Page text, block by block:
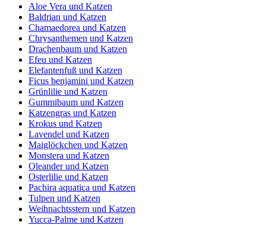
Aloe Vera und Katzen
Baldrian und Katzen
Chamaedorea und Katzen
Chrysanthemen und Katzen
Drachenbaum und Katzen
Efeu und Katzen
Elefantenfuß und Katzen
Ficus benjamini und Katzen
Grünlilie und Katzen
Gummibaum und Katzen
Katzengras und Katzen
Krokus und Katzen
Lavendel und Katzen
Maiglöckchen und Katzen
Monstera und Katzen
Oleander und Katzen
Osterlilie und Katzen
Pachira aquatica und Katzen
Tulpen und Katzen
Weihnachtsstern und Katzen
Yucca-Palme und Katzen